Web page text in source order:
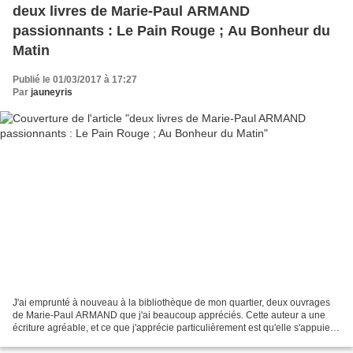
deux livres de Marie-Paul ARMAND
passionnants : Le Pain Rouge ; Au Bonheur du
Matin
Publié le 01/03/2017 à 17:27
Par jauneyris
J'ai emprunté à nouveau à la bibliothèque de mon quartier, deux ouvrages
de Marie-Paul ARMAND que j'ai beaucoup appréciés. Cette auteur a une
écriture agréable, et ce que j'apprécie particulièrement est qu'elle s'appuie